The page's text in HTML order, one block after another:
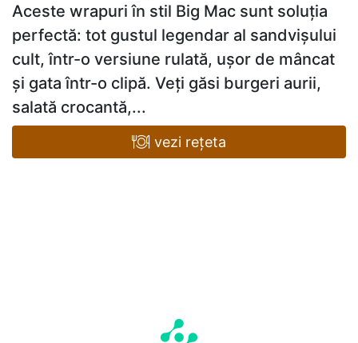
Aceste wrapuri în stil Big Mac sunt soluția
perfectă: tot gustul legendar al sandvișului
cult, într-o versiune rulată, ușor de mâncat
și gata într-o clipă. Veți găsi burgeri aurii,
salată crocantă,...
vezi rețeta